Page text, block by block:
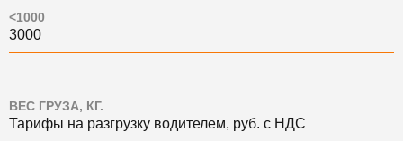
<1000
3000
ВЕС ГРУЗА, КГ.
Тарифы на разгрузку водителем, руб. с НДС